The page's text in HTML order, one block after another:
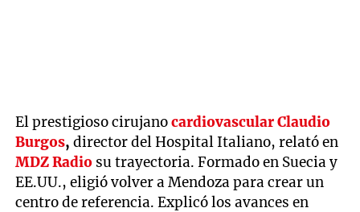
El prestigioso cirujanocardiovascularClaudio
Burgos, director del Hospital Italiano, relató en
MDZ Radio su trayectoria. Formado en Suecia y
EE.UU., eligió volver a Mendoza para crear un
centro de referencia. Explicó los avances en